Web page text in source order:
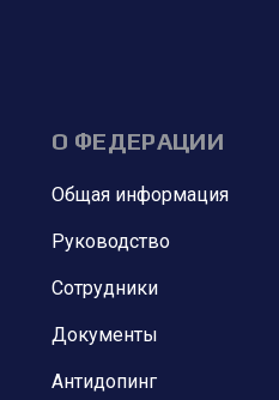
О ФЕДЕРАЦИИ
Общая информация
Руководство
Сотрудники
Документы
Антидопинг